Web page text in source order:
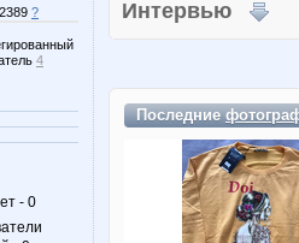
2389 ?
4
- 0
Интервью
Последние